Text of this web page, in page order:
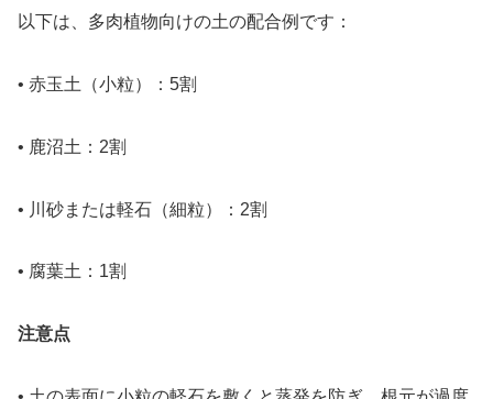
以下は、多肉植物向けの土の配合例です：
• 赤玉土（小粒）：5割
• 鹿沼土：2割
• 川砂または軽石（細粒）：2割
• 腐葉土：1割
注意点